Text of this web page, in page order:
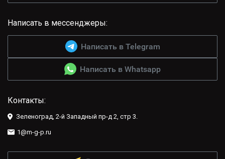
Написать в мессенджеры:
Написать в Telegram
Написать в Whatsapp
Контакты:
Зеленоград, 2-й Западный пр-д 2, стр 3.
1@m-g-p.ru